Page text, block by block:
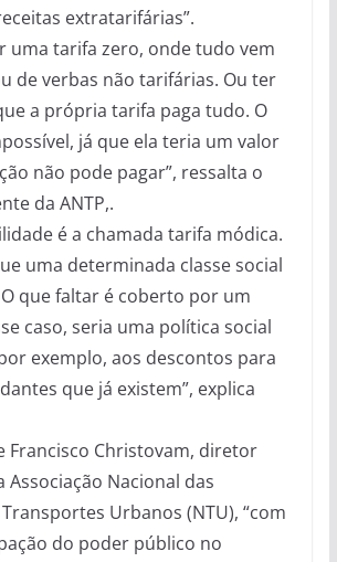
extratarifárias”.
uma tarifa zero, onde tudo vem
de verbas não tarifárias. Ou ter
a própria tarifa paga tudo. O
já que ela teria um valor
não pode pagar”, ressalta o
da ANTP,.
é a chamada tarifa módica.
uma determinada classe social
que faltar é coberto por um
caso, seria uma política social
exemplo, aos descontos para
que já existem”, explica
Francisco Christovam, diretor
Associação Nacional das
Urbanos (NTU), “com
do poder público no